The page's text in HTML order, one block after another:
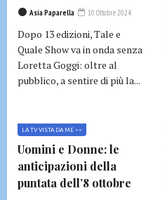
Asia Paparella 10 Ottobre 2024
Dopo 13 edizioni, Tale e
Quale Show va in onda senza
Loretta Goggi: oltre al
pubblico, a sentire di più la...
LA TV VISTA DA ME >>
Uomini e Donne: le
anticipazioni della
puntata dell’8 ottobre